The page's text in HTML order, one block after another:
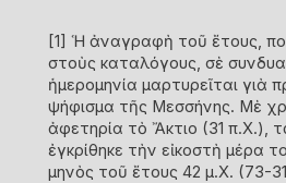
[1] Ἡ ἀναγραφὴ τοῦ ἔτους,
στοὺς καταλόγους, σὲ
ἡμερομηνία μαρτυρεῖται γιὰ
ψήφισμα τῆς Μεσσήνης. Μὲ
ἀφετηρία τὸ Ἄκτιο (31 π.Χ.),
ἐγκρίθηκε τὴν εἰκοστὴ μέρα
μηνὸς τοῦ ἔτους 42 μ.Χ. (73-